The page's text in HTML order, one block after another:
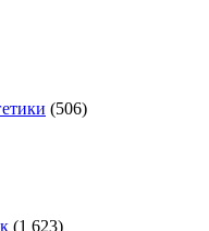
(506)
(1 623)